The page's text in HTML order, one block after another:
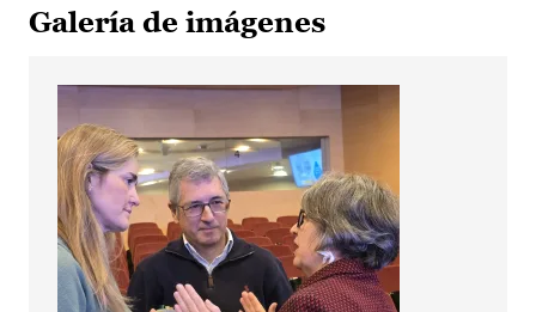
Galería de imágenes